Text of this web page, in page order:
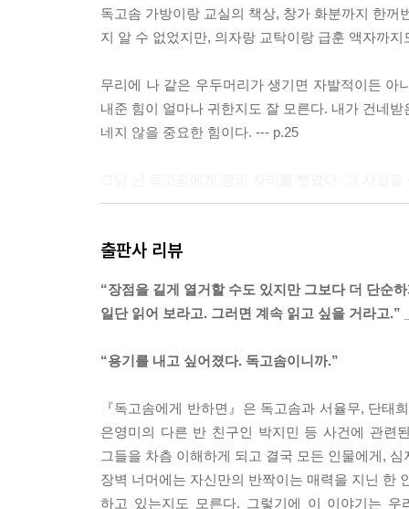
독고솜 가방이랑 교실의 책상, 창가 화분까지 한
지 알 수 없었지만, 의자랑 교탁이랑 급훈 액자까
무리에 나 같은 우두머리가 생기면 자발적이든
내준 힘이 얼마나 귀한지도 잘 모른다. 내가 건네
네지 않을 중요한 힘이다. --- p.25
내 말에 엄마와 할머니는 여전히 흥미롭다는 듯이
비밀스럽고 특별한 친구, 독고솜. 그렇게 생각하
아 주기만 하든, 중요한 건 오직 한 발 다가설 용
돌아야만 확인이 가능할 수도 있다. --- p.120
나는 한동안 그 눈물이 내게서 떠나지 않을 것임
출판사 리뷰
“장점을 길게 열거할 수도 있지만 그보다 더 단순
일단 읽어 보라고. 그러면 계속 읽고 싶을 거라고.”
“용기를 내고 싶어졌다. 독고솜이니까.”
『독고솜에게 반하면』은 독고솜과 서율무, 단
은영미의 다른 반 친구인 박지민 등 사건에 관련
그들을 차츰 이해하게 되고 결국 모든 인물에게,
장벽 너머에는 자신만의 반짝이는 매력을 지닌 한
하고 있는지도 모른다. 그렇기에 이 이야기는